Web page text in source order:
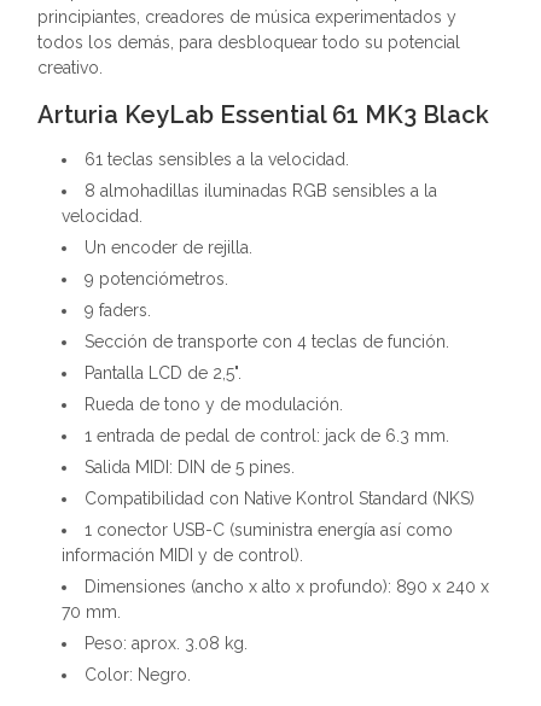
principiantes, creadores de música experimentados y
todos los demás, para desbloquear todo su potencial
creativo.
Arturia KeyLab Essential 61 MK3 Black
61 teclas sensibles a la velocidad.
8 almohadillas iluminadas RGB sensibles a la
velocidad.
Un encoder de rejilla.
9 potenciómetros.
9 faders.
Sección de transporte con 4 teclas de función.
Pantalla LCD de 2,5".
Rueda de tono y de modulación.
1 entrada de pedal de control: jack de 6.3 mm.
Salida MIDI: DIN de 5 pines.
Compatibilidad con Native Kontrol Standard (NKS)
1 conector USB-C (suministra energía así como
información MIDI y de control).
Dimensiones (ancho x alto x profundo): 890 x 240 x
70 mm.
Peso: aprox. 3.08 kg.
Color: Negro.